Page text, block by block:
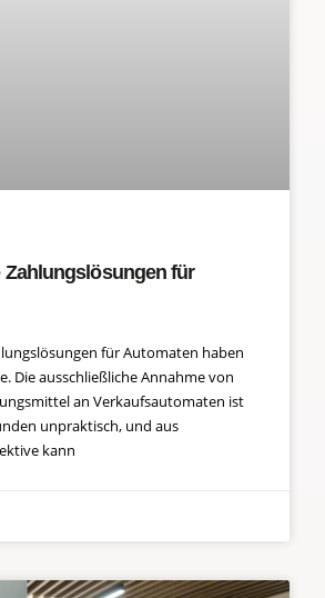
Zahlungslösungen für
für Automaten haben
Die ausschließliche Annahme von
an Verkaufsautomaten ist
unpraktisch, und aus
kann